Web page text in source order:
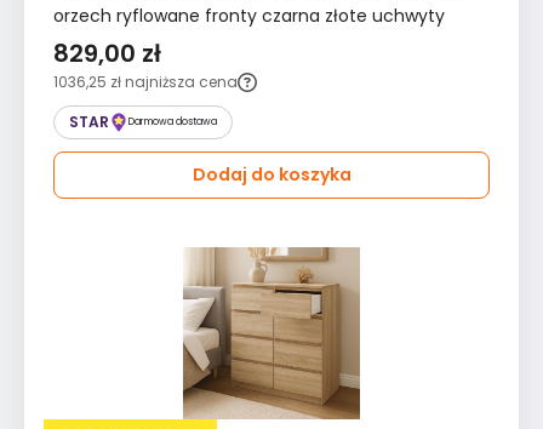
orzech ryflowane fronty czarna złote uchwyty
829,00 zł
1036,25 zł najniższa cena
STAR
Darmowa dostawa
Dodaj do koszyka